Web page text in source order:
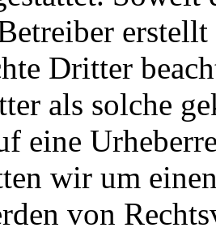
Dritter
als solche
eine
wir um
von